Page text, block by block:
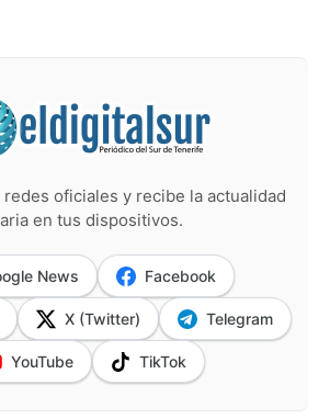
oficiales y recibe la actualidad
en tus dispositivos.
News Facebook
X (Twitter) Telegram
YouTube TikTok